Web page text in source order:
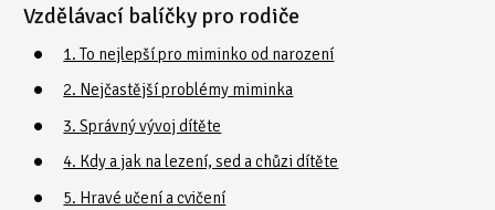
Vzdělávací balíčky pro rodiče
1. To nejlepší pro miminko od narození
2. Nejčastější problémy miminka
3. Správný vývoj dítěte
4. Kdy a jak na lezení, sed a chůzi dítěte
5. Hravé učení a cvičení